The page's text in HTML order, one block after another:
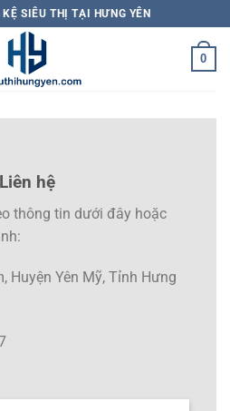
SIÊU THỊ TẠI HƯNG YÊN
0
Liên hệ
thông tin dưới đây hoặc
Huyện Yên Mỹ, Tỉnh Hưng